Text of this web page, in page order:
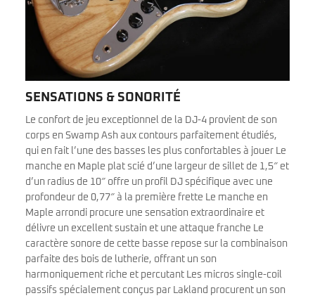
SENSATIONS & SONORITÉ
Le confort de jeu exceptionnel de la DJ-4 provient de son
corps en Swamp Ash aux contours parfaitement étudiés,
qui en fait l’une des basses les plus confortables à jouer Le
manche en Maple plat scié d’une largeur de sillet de 1,5″ et
d’un radius de 10″ offre un profil DJ spécifique avec une
profondeur de 0,77″ à la première frette Le manche en
Maple arrondi procure une sensation extraordinaire et
délivre un excellent sustain et une attaque franche Le
caractère sonore de cette basse repose sur la combinaison
parfaite des bois de lutherie, offrant un son
harmoniquement riche et percutant Les micros single-coil
passifs spécialement conçus par Lakland procurent un son